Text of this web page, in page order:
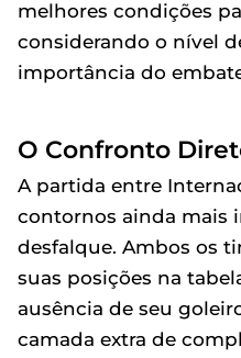
melhores condições
considerando o nível
importância do
O Confronto
A partida entre
contornos ainda mais
desfalque. Ambos os
suas posições na
ausência de seu
camada extra de